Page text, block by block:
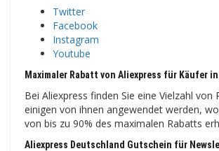
Twitter
Facebook
Instagram
Youtube
Maximaler Rabatt von Aliexpress für Käufer
Bei Aliexpress finden Sie eine Vielzahl von
einigen von ihnen angewendet werden,
von bis zu 90% des maximalen Rabatts
Aliexpress Deutschland Gutschein für